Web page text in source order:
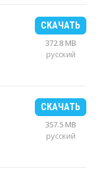
СКАЧАТЬ
372.8 MB
русский
СКАЧАТЬ
357.5 MB
русский